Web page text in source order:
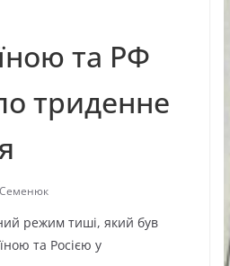
та РФ
триденне
режим тиші, який був
та Росією у